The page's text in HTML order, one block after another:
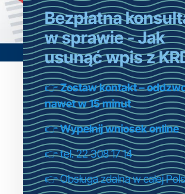
21 kwietnia, 2026
Bezpłatna
w sprawie - Jak
usunąć wpis z
👉Zostaw kontakt –
nawet w 15 minut
👉Wypełnij wniosek online
👉 tel. 22 308 17 14
👉 Obsługa zdalna w całej